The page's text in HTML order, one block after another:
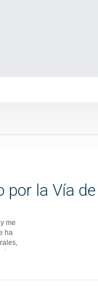
por la Vía
me
ha
pero